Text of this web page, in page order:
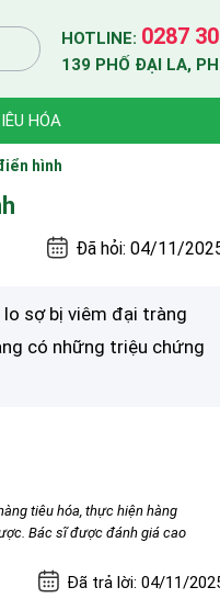
HOTLINE: 0287
139 PHỐ ĐẠI LA,
HÓA
hình
Đã hỏi: 04/11/
sợ bị viêm đại tràng
có những triệu chứng
tiêu hóa, thực hiện hàng
Bác sĩ được đánh giá cao
Đã trả lời: 04/11/